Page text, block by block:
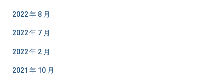
2022 年 8 月
2022 年 7 月
2022 年 2 月
2021 年 10 月